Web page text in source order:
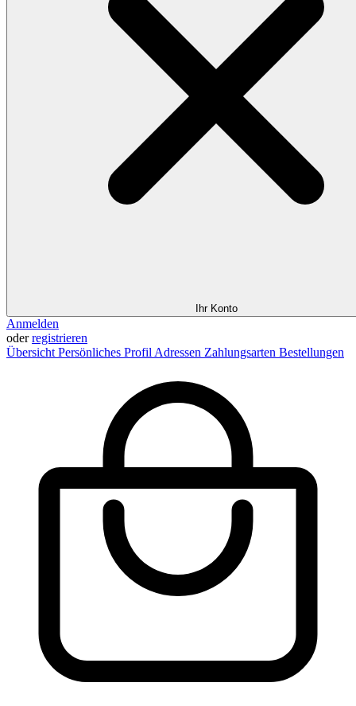
Ihr Konto
Anmelden
oderregistrieren
Übersicht Persönliches Profil Adressen Zahlungsarten Bestellungen